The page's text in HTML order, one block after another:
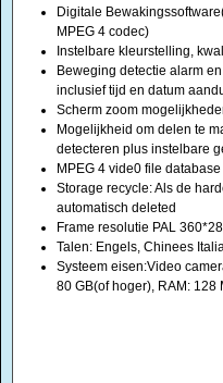
Digitale
MPEG 4 codec)
Instelbare kleurstelling,
Beweging detectie alarm
inclusief tijd en datum
Scherm zoom
Mogelijkheid om delen te
detecteren plus instelbare
MPEG 4 vide0 file
Storage recycle: Als de
automatisch deleted
Frame resolutie PAL
Talen: Engels, Chinees
Systeem eisen:Video
80 GB(of hoger), RAM: 128